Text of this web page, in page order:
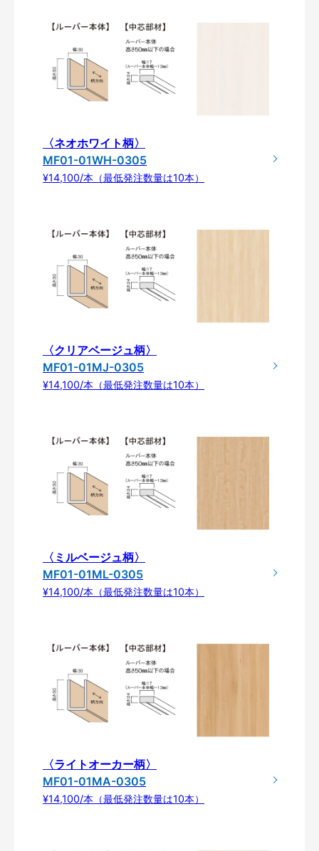
〈ネオホワイト柄〉
MF01-01WH-0305
¥14,100/本（最低発注数量は10本）
〈クリアベージュ柄〉
MF01-01MJ-0305
¥14,100/本（最低発注数量は10本）
〈ミルベージュ柄〉
MF01-01ML-0305
¥14,100/本（最低発注数量は10本）
〈ライトオーカー柄〉
MF01-01MA-0305
¥14,100/本（最低発注数量は10本）